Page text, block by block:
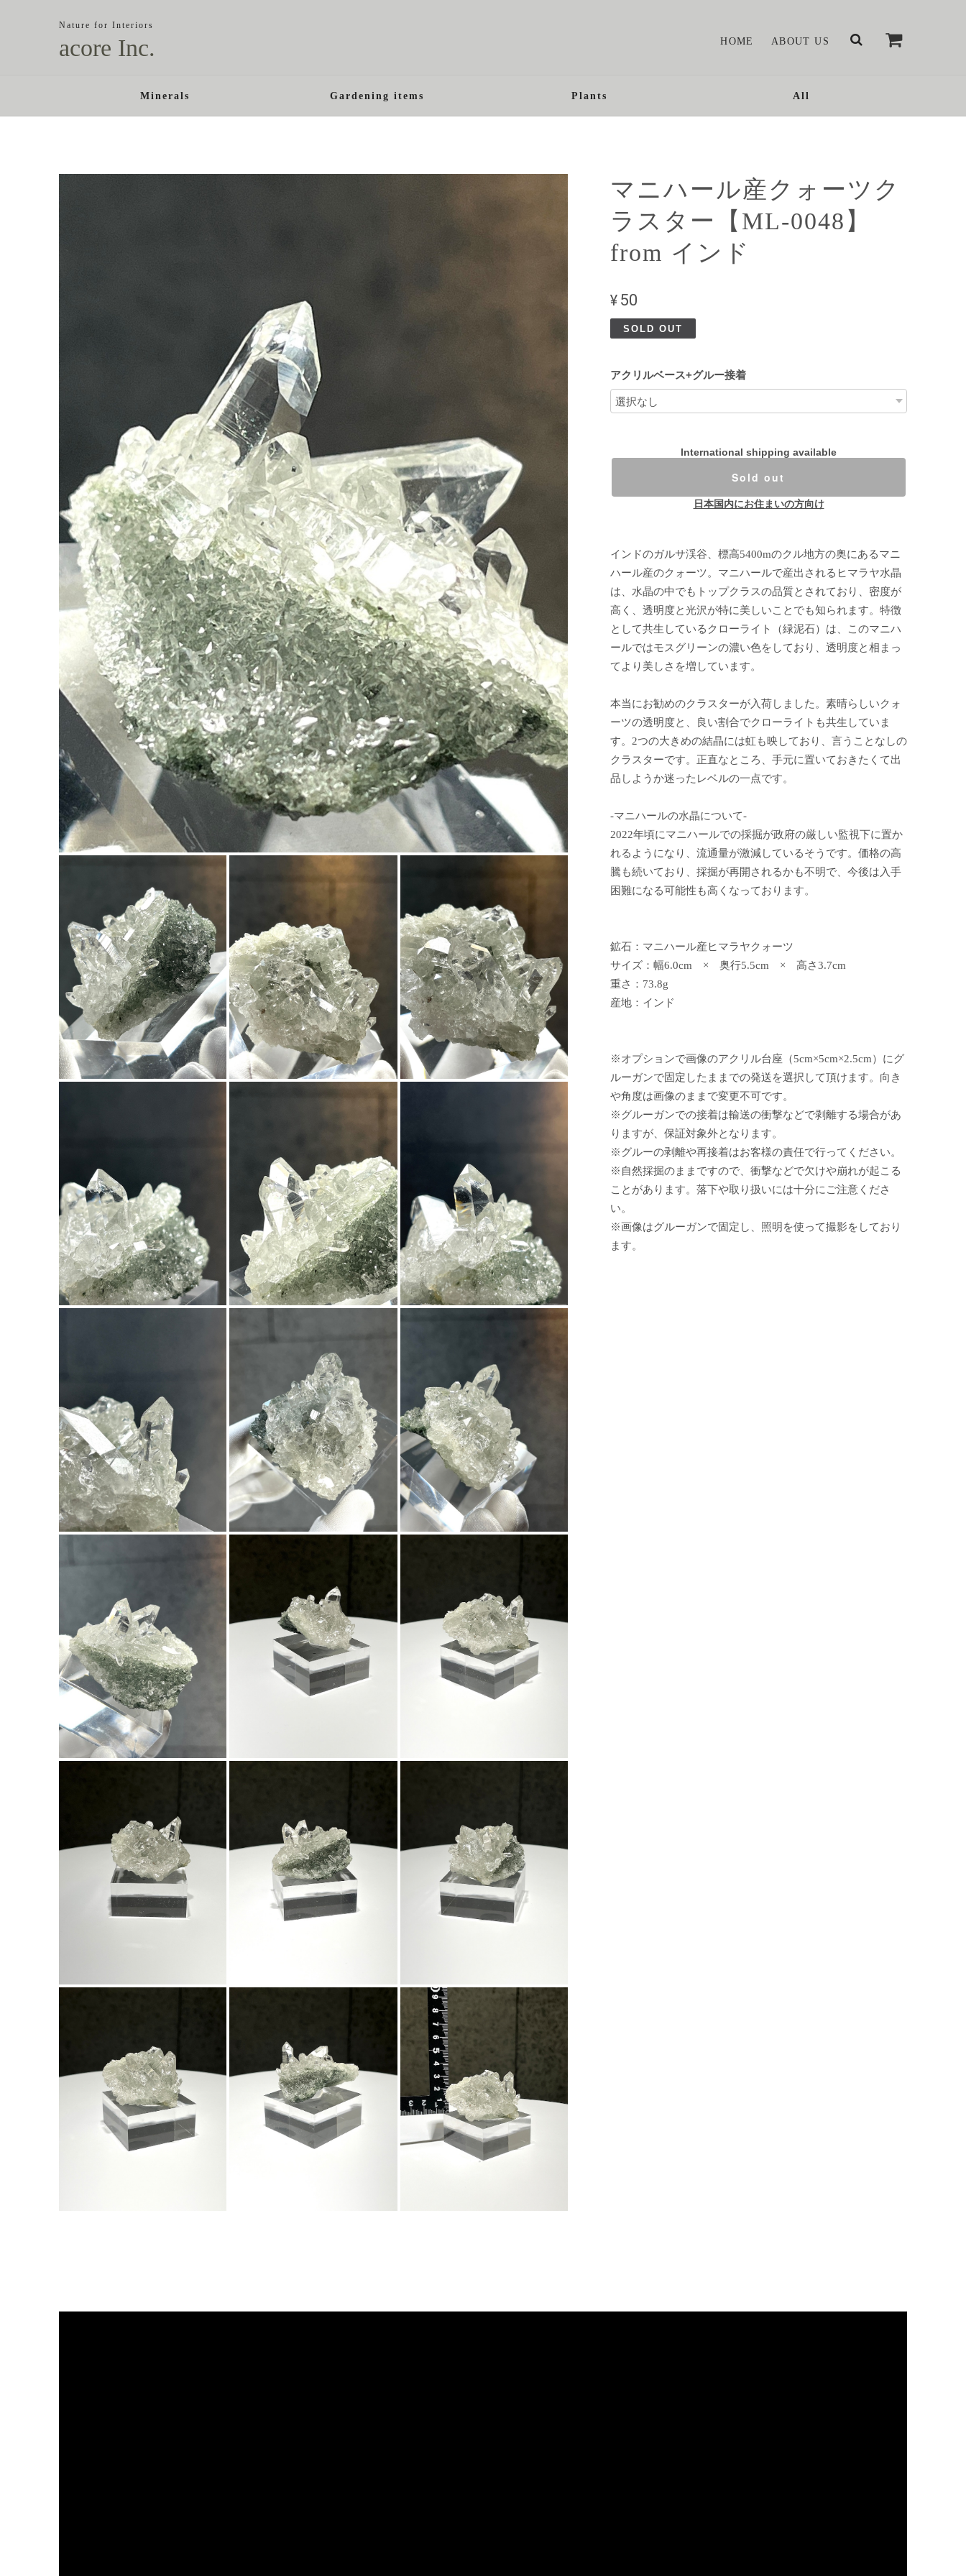
Nature for Interiors
acore Inc. HOME ABOUT US
Minerals Gardening items Plants All
マニハール産クォーツク
ラスター【ML-0048】
from インド
¥50
SOLD OUT
アクリルベース+グルー接着
International shipping available
Sold out
日本国内にお住まいの方向け
インドのガルサ渓谷、標高5400mのクル地方の奥にあるマニ
ハール産のクォーツ。マニハールで産出されるヒマラヤ水晶
は、水晶の中でもトップクラスの品質とされており、密度が
高く、透明度と光沢が特に美しいことでも知られます。特徴
として共生しているクローライト（緑泥石）は、このマニハ
ールではモスグリーンの濃い色をしており、透明度と相まっ
てより美しさを増しています。
本当にお勧めのクラスターが入荷しました。素晴らしいクォ
ーツの透明度と、良い割合でクローライトも共生していま
す。2つの大きめの結晶には虹も映しており、言うことなしの
クラスターです。正直なところ、手元に置いておきたくて出
品しようか迷ったレベルの一点です。
-マニハールの水晶について-
2022年頃にマニハールでの採掘が政府の厳しい監視下に置か
れるようになり、流通量が激減しているそうです。価格の高
騰も続いており、採掘が再開されるかも不明で、今後は入手
困難になる可能性も高くなっております。
鉱石：マニハール産ヒマラヤクォーツ
サイズ：幅6.0cm × 奥行5.5cm × 高さ3.7cm
重さ：73.8g
産地：インド
※オプションで画像のアクリル台座（5cm×5cm×2.5cm）にグ
ルーガンで固定したままでの発送を選択して頂けます。向き
や角度は画像のままで変更不可です。
※グルーガンでの接着は輸送の衝撃などで剥離する場合があ
りますが、保証対象外となります。
※グルーの剥離や再接着はお客様の責任で行ってください。
※自然採掘のままですので、衝撃などで欠けや崩れが起こる
ことがあります。落下や取り扱いには十分にご注意くださ
い。
※画像はグルーガンで固定し、照明を使って撮影をしており
ます。